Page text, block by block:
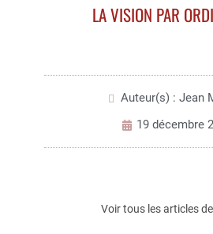
LA VISION PAR
Auteur(s) : Jean
19 décembre
Voir tous les articles